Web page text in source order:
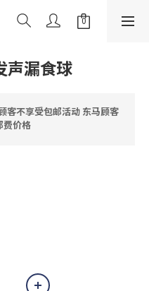
声漏食球
客不享受包邮活动 东马顾客
费价格